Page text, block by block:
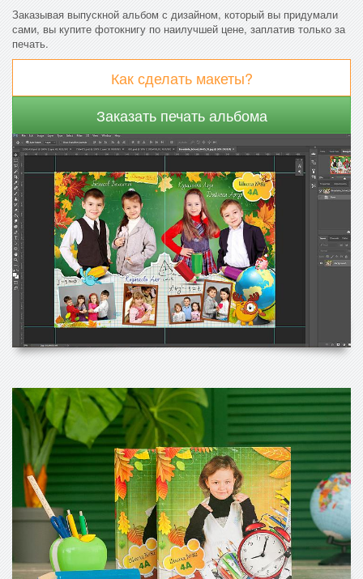
Заказывая выпускной альбом с дизайном, который вы придумали
сами, вы купите фотокнигу по наилучшей цене, заплатив только за
печать.
Как сделать макеты?
Заказать печать альбома